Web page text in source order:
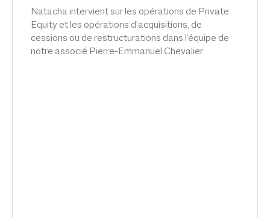
Natacha intervient sur les opérations de Private
Equity et les opérations d’acquisitions, de
cessions ou de restructurations dans l’équipe de
notre associé Pierre-Emmanuel Chevalier.